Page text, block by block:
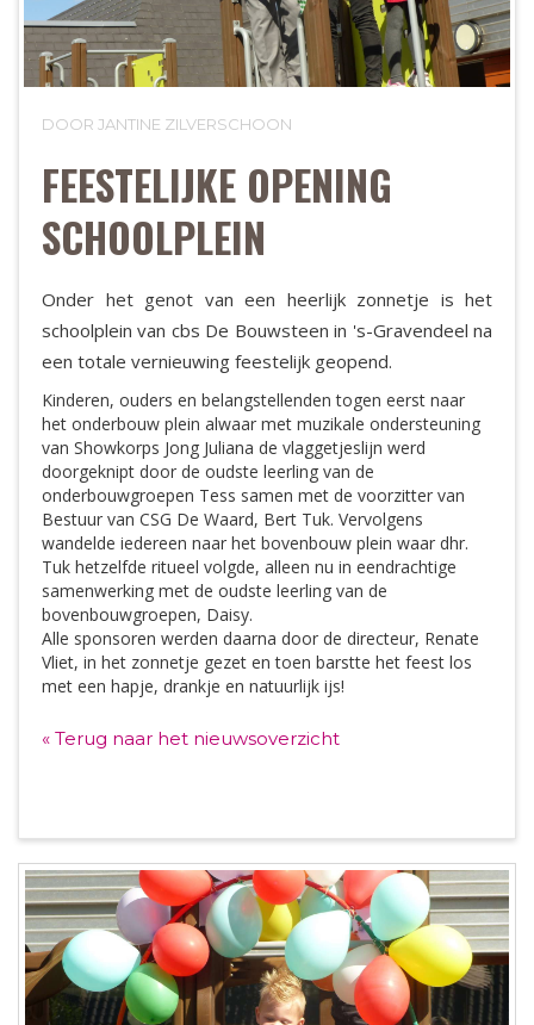
DOOR JANTINE ZILVERSCHOON
FEESTELIJKE OPENING
SCHOOLPLEIN
Onder het genot van een heerlijk zonnetje is het
schoolplein van cbs De Bouwsteen in 's-Gravendeel na
een totale vernieuwing feestelijk geopend.
Kinderen, ouders en belangstellenden togen eerst naar
het onderbouw plein alwaar met muzikale ondersteuning
van Showkorps Jong Juliana de vlaggetjeslijn werd
doorgeknipt door de oudste leerling van de
onderbouwgroepen Tess samen met de voorzitter van
Bestuur van CSG De Waard, Bert Tuk. Vervolgens
wandelde iedereen naar het bovenbouw plein waar dhr.
Tuk hetzelfde ritueel volgde, alleen nu in eendrachtige
samenwerking met de oudste leerling van de
bovenbouwgroepen, Daisy.
Alle sponsoren werden daarna door de directeur, Renate
Vliet, in het zonnetje gezet en toen barstte het feest los
met een hapje, drankje en natuurlijk ijs!
« Terug naar het nieuwsoverzicht